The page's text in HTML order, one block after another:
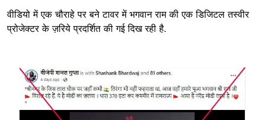
वीडियो में एक चौराहे पर बने टावर में भगवान राम की एक डिजिटल तस्वीर
प्रोजेक्टर के ज़रिये प्रदर्शित की गई दिख रही है.
Image